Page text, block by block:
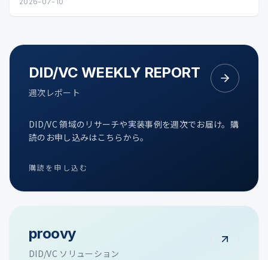
する技術入門。
DID/VC WEEKLY REPORT
週次レポート
DID/VC 領域のリサーチや実装事例を週次でお届け。購
読のお申し込みはこちらから。
購読を申し込む
proovy
DID/VC ソリューション